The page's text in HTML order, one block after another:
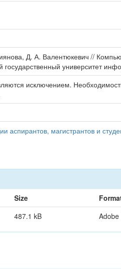
Д. А. Валентюкевич //
университет
исключением.
магистрантов и
Size
487.1 kB Adobe